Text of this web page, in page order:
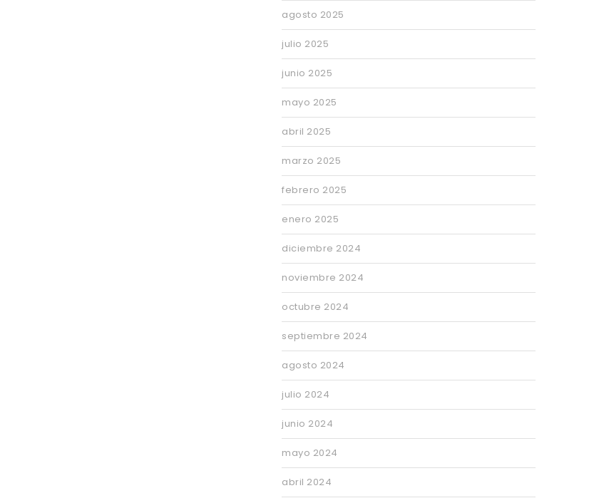
agosto 2025
julio 2025
junio 2025
mayo 2025
abril 2025
marzo 2025
febrero 2025
enero 2025
diciembre 2024
noviembre 2024
octubre 2024
septiembre 2024
agosto 2024
julio 2024
junio 2024
mayo 2024
abril 2024